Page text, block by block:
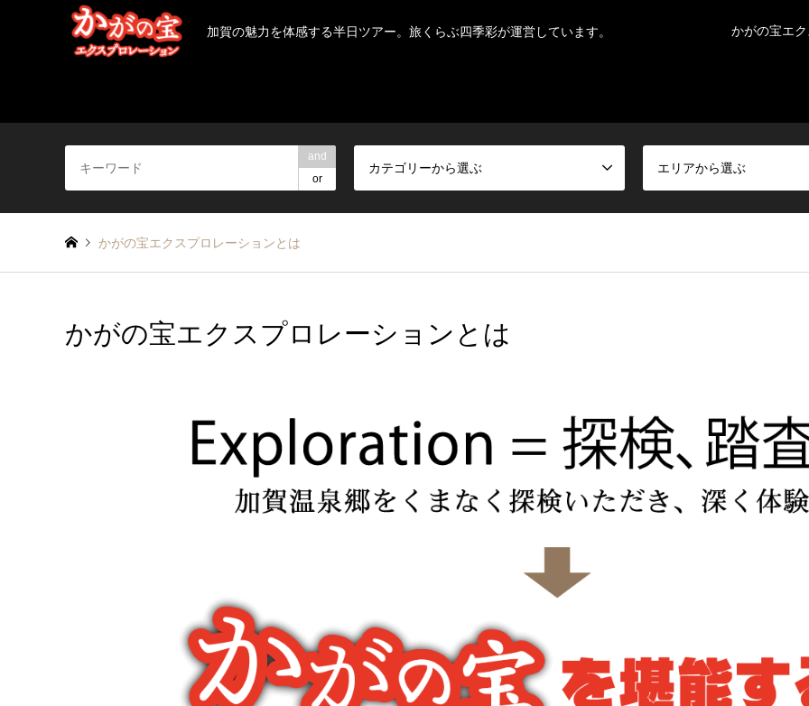
加賀の魅力を体感する半日ツアー。旅くらぶ四季彩が運営しています。 かがの宝エ
and
or
カテゴリーから選ぶ エリアから選ぶ
かがの宝エクスプロレーションとは
かがの宝エクスプロレーションとは